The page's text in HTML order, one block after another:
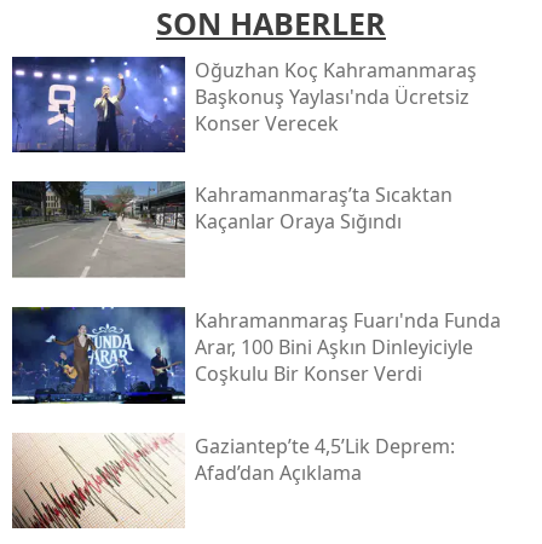
SON HABERLER
Oğuzhan Koç Kahramanmaraş
Başkonuş Yaylası'nda Ücretsiz
Konser Verecek
Kahramanmaraş’ta Sıcaktan
Kaçanlar Oraya Sığındı
Kahramanmaraş Fuarı'nda Funda
Arar, 100 Bini Aşkın Dinleyiciyle
Coşkulu Bir Konser Verdi
Gaziantep’te 4,5’lik Deprem:
Afad’dan Açıklama